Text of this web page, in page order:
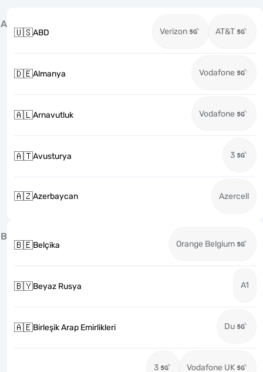
A
🇺🇸ABD Verizon AT&T
🇩🇪Almanya Vodafone
🇦🇱Arnavutluk Vodafone
🇦🇹Avusturya 3
🇦🇿Azerbaycan Azercell
B
🇧🇪Belçika Orange Belgium
🇧🇾Beyaz Rusya A1
🇦🇪Birleşik Arap Emirlikleri Du
3 Vodafone UK